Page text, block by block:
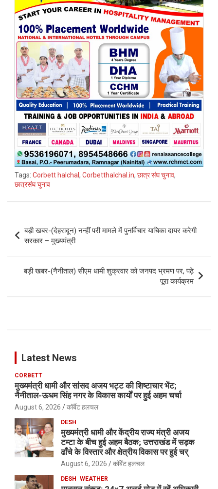
Tags: Corbett halchal , Corbetthalchal.in, छात्र संघ चुनाव,
छात्रसंघ चुनाव
Post
navigation
बड़ी खबर-(देहरादून) नन्हीं परी मामले में पुनर्विचार याचिका दायर करेगी
सरकार – मुख्यमंत्री
बड़ी खबर-(नैनीताल) सीएम धामी शुक्रवार को जनपद भ्रमण पर, पढ़े
पूरा कार्यक्रम
Latest News
CORBETT
मुख्यमंत्री धामी और सांसद अजय भट्ट की शिष्टाचार भेंट;
नैनीताल-ऊधम सिंह नगर के विकास कार्यों पर हुई अहम चर्चा
August 6, 2026 कॉर्बेट हलचल
DESH
मुख्यमंत्री धामी और केंद्रीय राज्य मंत्री अजय
टम्टा के बीच हुई अहम बैठक; उत्तराखंड में सड़क
ढाँचे के विस्तार और क्षेत्रीय विकास पर हुई चर्
August 6, 2026 कॉर्बेट हलचल
DESH WEATHER